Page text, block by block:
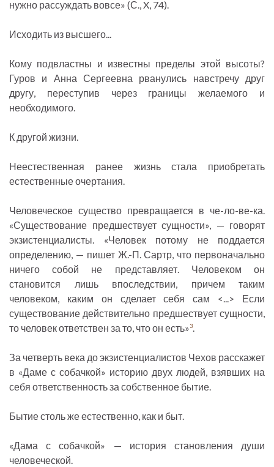
нужно рассуждать вовсе» (С., X, 74).
Исходить из высшего...
Кому подвластны и известны пределы этой высоты?
Гуров и Анна Сергеевна рванулись навстречу друг
другу, переступив через границы желаемого и
необходимого.
К другой жизни.
Неестественная ранее жизнь стала приобретать
естественные очертания.
Человеческое существо превращается в че-ло-ве-ка.
«Существование предшествует сущности», — говорят
экзистенциалисты. «Человек потому не поддается
определению, — пишет Ж.-П. Сартр, что первоначально
ничего собой не представляет. Человеком он
становится лишь впоследствии, причем таким
человеком, каким он сделает себя сам <...> Если
существование действительно предшествует сущности,
то человек ответствен за то, что он есть»3
За четверть века до экзистенциалистов Чехов расскажет
в «Даме с собачкой» историю двух людей, взявших на
себя ответственность за собственное бытие.
Бытие столь же естественно, как и быт.
«Дама с собачкой» — история становления души
человеческой.